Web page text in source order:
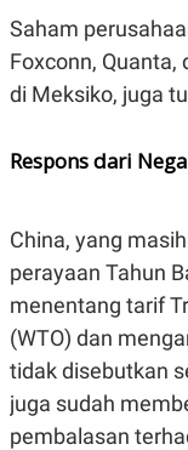
Y.
I
D
L
G
A
N
C
E
T
K
K
R
M
I
T
E
E
A
P
A
V
E
Saham
Foxconn,
di Meksiko, juga
Respons dari
China, yang
perayaan Tahun
menentang tarif
(WTO) dan
tidak disebutkan
juga sudah
pembalasan